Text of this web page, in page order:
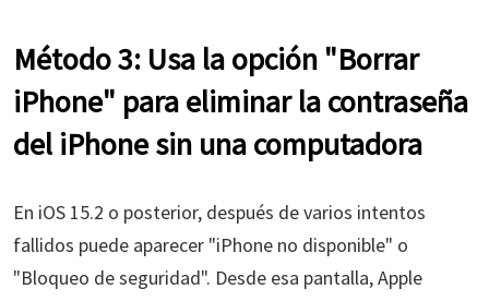
Método 3: Usa la opción "Borrar
iPhone" para eliminar la contraseña
del iPhone sin una computadora
En iOS 15.2 o posterior, después de varios intentos
fallidos puede aparecer "iPhone no disponible" o
"Bloqueo de seguridad". Desde esa pantalla, Apple